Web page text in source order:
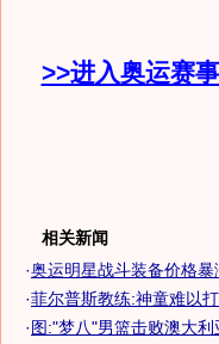
>>进入奥运赛
相关新闻
·奥运明星战斗装备价格
·菲尔普斯教练:神童难以
·图:"梦八"男篮击败澳大